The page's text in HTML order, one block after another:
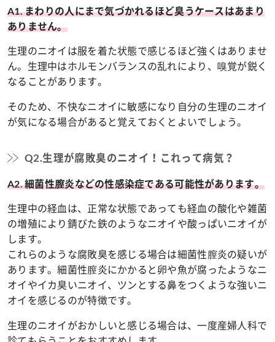
A1. まわりの人にまで気づかれるほど臭うケースはあまり
ありません。
生理のニオイは服を着た状態で感じるほど強くはありませ
ん。生理中はホルモンバランスの乱れにより、嗅覚が鋭く
なることがあります。
そのため、不快なニオイに敏感になり自分の生理のニオイ
が気になる場合があると覚えておくとよいでしょう。
Q2.生理が腐敗臭のニオイ！これって病気？
A2. 細菌性膣炎などの性感染症である可能性があります。
生理中の経血は、正常な状態であっても経血の酸化や雑菌
の増殖により錆びた鉄のようなニオイや酸っぱいニオイが
します。
これらのような腐敗臭を感じる場合は細菌性膣炎の疑いが
あります。細菌性膣炎にかかると卵や魚が腐ったようなニ
オイやイカ臭いニオイ、ツンとする鼻をつくような強いニ
オイを感じるのが特徴です。
生理のニオイがおかしいと感じる場合は、一度産婦人科で